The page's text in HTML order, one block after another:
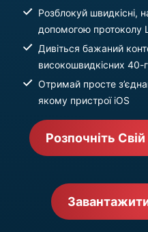
Розблокуй швидкісні,
допомогою протоколу
Дивіться бажаний
високошвидкісних 40-
Отримай просте
якому пристрої iOS
Розпочніть